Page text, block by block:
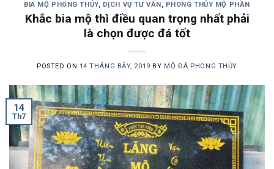
BIA MỘ PHONG THỦY, DỊCH VỤ TƯ VẤN, PHONG THỦY MỘ PHẦN
Khắc bia mộ thì điều quan trọng nhất phải
là chọn được đá tốt
POSTED ON 14 THÁNG BẢY, 2019 BY MỘ ĐÁ PHONG THỦY
14
Th7